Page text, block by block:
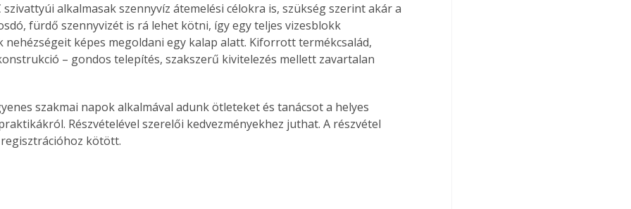
szivattyúi alkalmasak szennyvíz átemelési célokra is, szükség szerint akár a
fürdő szennyvizét is rá lehet kötni, így egy teljes vizesblokk
nehézségeit képes megoldani egy kalap alatt. Kiforrott termékcsalád,
– gondos telepítés, szakszerű kivitelezés mellett zavartalan
szakmai napok alkalmával adunk ötleteket és tanácsot a helyes
Részvételével szerelői kedvezményekhez juthat. A részvétel
kötött.